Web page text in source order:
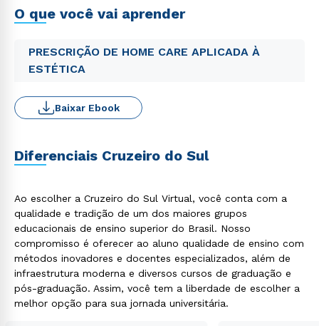
O que você vai aprender
PRESCRIÇÃO DE HOME CARE APLICADA À
ESTÉTICA
Baixar Ebook
Diferenciais Cruzeiro do Sul
Ao escolher a Cruzeiro do Sul Virtual, você conta com a
qualidade e tradição de um dos maiores grupos
educacionais de ensino superior do Brasil. Nosso
compromisso é oferecer ao aluno qualidade de ensino com
métodos inovadores e docentes especializados, além de
infraestrutura moderna e diversos cursos de graduação e
pós-graduação. Assim, você tem a liberdade de escolher a
melhor opção para sua jornada universitária.